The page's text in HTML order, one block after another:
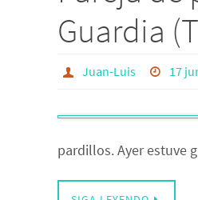
Guardia
Juan-Luis 17
pardillos. Ayer estuve